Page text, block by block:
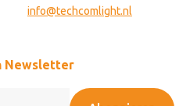
info@techcomlight.nl
Newsletter